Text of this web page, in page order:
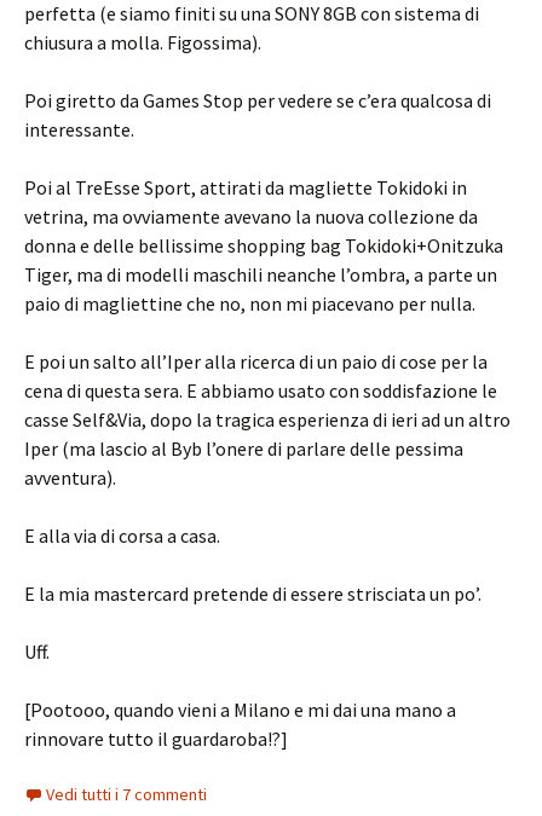
perfetta (e siamo finiti su una SONY 8GB con sistema di
chiusura a molla. Figossima).
Poi giretto da Games Stop per vedere se c’era qualcosa di
interessante.
Poi al TreEsse Sport, attirati da magliette Tokidoki in
vetrina, ma ovviamente avevano la nuova collezione da
donna e delle bellissime shopping bag Tokidoki+Onitzuka
Tiger, ma di modelli maschili neanche l’ombra, a parte un
paio di magliettine che no, non mi piacevano per nulla.
E poi un salto all’Iper alla ricerca di un paio di cose per la
cena di questa sera. E abbiamo usato con soddisfazione le
casse Self&Via, dopo la tragica esperienza di ieri ad un altro
Iper (ma lascio al Byb l’onere di parlare delle pessima
avventura).
E alla via di corsa a casa.
E la mia mastercard pretende di essere strisciata un po’.
Uff.
[Pootooo, quando vieni a Milano e mi dai una mano a
rinnovare tutto il guardaroba!?]
Vedi tutti i 7 commenti